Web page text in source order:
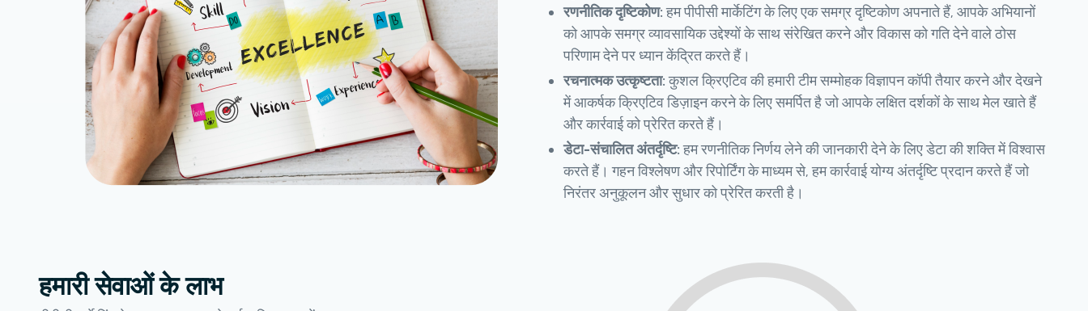
रणनीतिक दृष्टिकोण:हम पीपीसी मार्केटिंग के लिए एक समग्र दृष्टिकोण अपनाते हैं, आपके अभियानों
को आपके समग्र व्यावसायिक उद्देश्यों के साथ संरेखित करने और विकास को गति देने वाले ठोस
परिणाम देने पर ध्यान केंद्रित करते हैं।
रचनात्मक उत्कृष्टता:कुशल क्रिएटिव की हमारी टीम सम्मोहक विज्ञापन कॉपी तैयार करने और देखने
में आकर्षक क्रिएटिव डिज़ाइन करने के लिए समर्पित है जो आपके लक्षित दर्शकों के साथ मेल खाते हैं
और कार्रवाई को प्रेरित करते हैं।
डेटा-संचालित अंतर्दृष्टि:हम रणनीतिक निर्णय लेने की जानकारी देने के लिए डेटा की शक्ति में विश्वास
करते हैं। गहन विश्लेषण और रिपोर्टिंग के माध्यम से, हम कार्रवाई योग्य अंतर्दृष्टि प्रदान करते हैं जो
निरंतर अनुकूलन और सुधार को प्रेरित करती है।
हमारी सेवाओं के लाभ